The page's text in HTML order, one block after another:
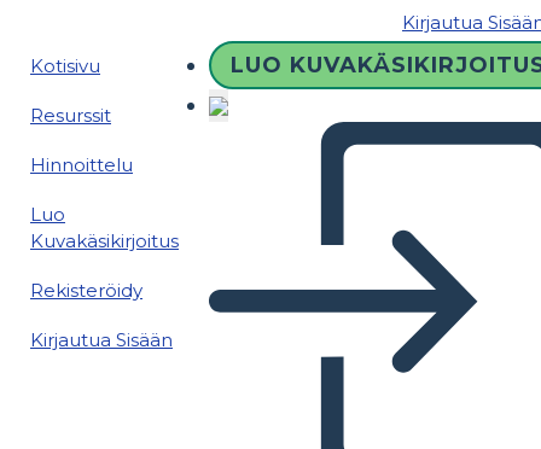
Kirjautua
Kotisivu
Resurssit
Hinnoittelu
Luo
Kuvakäsikirjoitus
Rekisteröidy
Kirjautua Sisään
LUO